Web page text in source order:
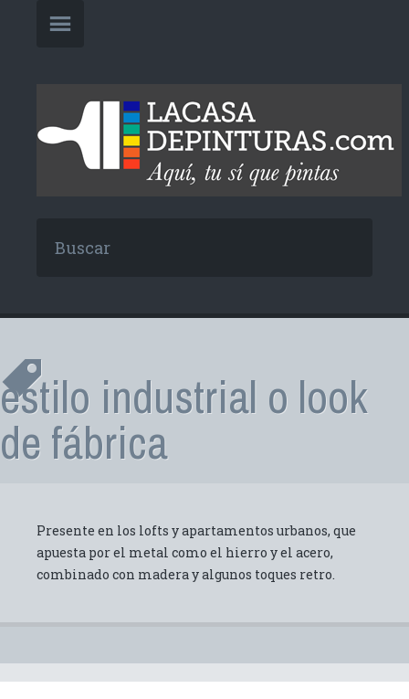
estilo industrial o look
de fábrica
Presente en los lofts y apartamentos urbanos, que
apuesta por el metal como el hierro y el acero,
combinado con madera y algunos toques retro.